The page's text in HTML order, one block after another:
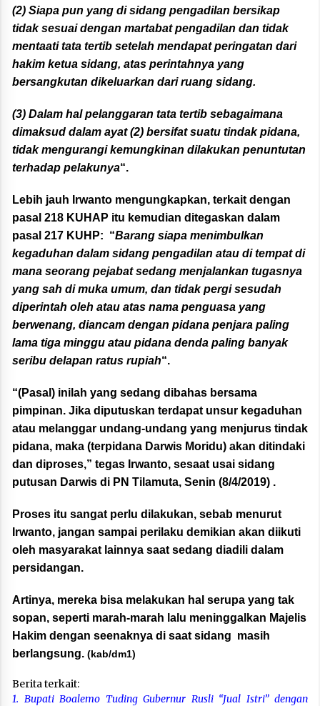
(2) Siapa pun yang di sidang pengadilan bersikap
tidak sesuai dengan martabat pengadilan dan tidak
mentaati tata tertib setelah mendapat peringatan dari
hakim ketua sidang, atas perintahnya yang
bersangkutan dikeluarkan dari ruang sidang.
(3) Dalam hal pelanggaran tata tertib sebagaimana
dimaksud dalam ayat (2) bersifat suatu tindak pidana,
tidak mengurangi kemungkinan dilakukan penuntutan
terhadap pelakunya“.
Lebih jauh Irwanto mengungkapkan, terkait dengan
pasal 218 KUHAP itu kemudian ditegaskan dalam
pasal 217 KUHP: “Barang siapa menimbulkan
kegaduhan dalam sidang pengadilan atau di tempat di
mana seorang pejabat sedang menjalankan tugasnya
yang sah di muka umum, dan tidak pergi sesudah
diperintah oleh atau atas nama penguasa yang
berwenang, diancam dengan pidana penjara paling
lama tiga minggu atau pidana denda paling banyak
seribu delapan ratus rupiah“.
“(Pasal) inilah yang sedang dibahas bersama
pimpinan. Jika diputuskan terdapat unsur kegaduhan
atau melanggar undang-undang yang menjurus tindak
pidana, maka (terpidana Darwis Moridu) akan ditindaki
dan diproses,” tegas Irwanto, sesaat usai sidang
putusan Darwis di PN Tilamuta, Senin (8/4/2019) .
Proses itu sangat perlu dilakukan, sebab menurut
Irwanto, jangan sampai perilaku demikian akan diikuti
oleh masyarakat lainnya saat sedang diadili dalam
persidangan.
Artinya, mereka bisa melakukan hal serupa yang tak
sopan, seperti marah-marah lalu meninggalkan Majelis
Hakim dengan seenaknya di saat sidang masih
berlangsung. (kab/dm1)
Berita terkait:
1. Bupati Boalemo Tuding Gubernur Rusli “Jual Istri” dengan